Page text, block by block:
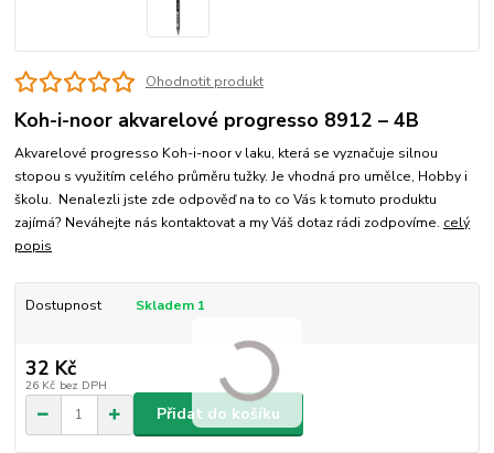
Ohodnotit produkt
Koh-i-noor akvarelové progresso 8912 – 4B
Akvarelové progresso Koh-i-noor v laku, která se vyznačuje silnou
stopou s využitím celého průměru tužky. Je vhodná pro umělce, Hobby i
školu. Nenalezli jste zde odpověď na to co Vás k tomuto produktu
zajímá? Neváhejte nás kontaktovat a my Váš dotaz rádi zodpovíme. celý
popis
Dostupnost Skladem 1
32 Kč
26 Kč bez DPH
Přidat do košíku